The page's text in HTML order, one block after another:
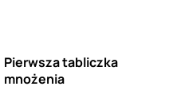
Pierwsza tabliczka
mnożenia